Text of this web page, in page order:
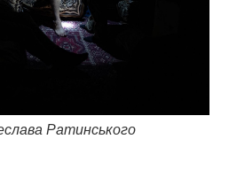
Ратинського